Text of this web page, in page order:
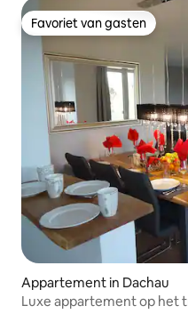
Favoriet van gasten
Favoriet van gasten
Appartement in Dachau
Luxe appartement op het